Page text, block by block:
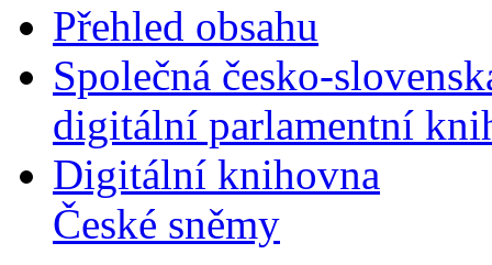
Přehled obsahu
Společná česko-
digitální parlamentní
Digitální knihovna
České sněmy